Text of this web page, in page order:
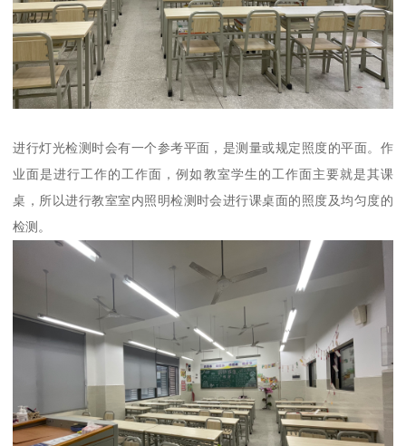
进行灯光检测时会有一个参考平面，是测量或规定照度的平面。作
业面是进行工作的工作面，例如教室学生的工作面主要就是其课
桌，所以进行教室室内照明检测时会进行课桌面的照度及均匀度的
检测。